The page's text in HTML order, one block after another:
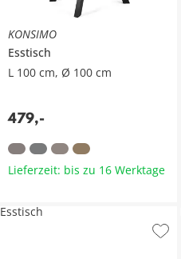
KONSIMO
Esstisch
L 100 cm, Ø 100 cm
479,-
Lieferzeit: bis zu 16 Werktage
Esstisch